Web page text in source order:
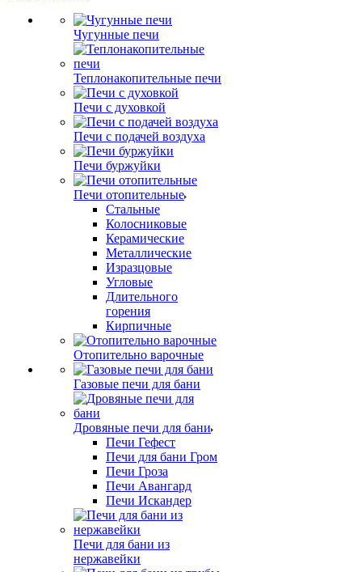
Чугунные печи
Теплонакопительные печи
Печи с духовкой
Печи с подачей воздуха
Печи буржуйки
Печи отопительные
Стальные
Колосниковые
Керамические
Металлические
Изразцовые
Угловые
Длительного
горения
Кирпичные
Отопительно варочные
Газовые печи для бани
Дровяные печи для бани
Печи Гефест
Печи для бани Гром
Печи Гроза
Печи Авангард
Печи Искандер
Печи для бани из
нержавейки